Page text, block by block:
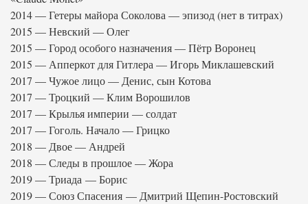
2014 — Гетеры майора Соколова — эпизод (нет в титрах)
2015 — Невский — Олег
2015 — Город особого назначения — Пётр Воронец
2015 — Апперкот для Гитлера — Игорь Миклашевский
2017 — Чужое лицо — Денис, сын Котова
2017 — Троцкий — Клим Ворошилов
2017 — Крылья империи — солдат
2017 — Гоголь. Начало — Грицко
2018 — Двое — Андрей
2018 — Следы в прошлое — Жора
2019 — Триада — Борис
2019 — Союз Спасения — Дмитрий Щепин-Ростовский